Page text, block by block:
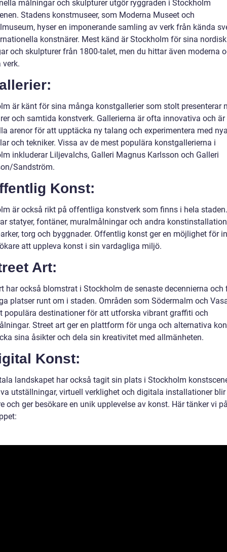
målningar och skulpturer utgör ryggraden i Stockholm
Stadens konstmuseer, som Moderna Museet och
hyser en imponerande samling av verk från kända
konstnärer. Mest känd är Stockholm för sina
och skulpturer från 1800-talet, men du hittar även moderna
verk.
är känt för sina många konstgallerier som stolt presenterar
och samtida konstverk. Gallerierna är ofta innovativa och är
arenor för att upptäcka ny talang och experimentera med
och tekniker. Vissa av de mest populära konstgallerierna i
inkluderar Liljevalchs, Galleri Magnus Karlsson och Galleri
Sandström.
Konst:
är också rikt på offentliga konstverk som finns i hela
statyer, fontäner, muralmålningar och andra
torg och byggnader. Offentlig konst ger en möjlighet för
att uppleva konst i sin vardagliga miljö.
Art:
har också blomstrat i Stockholm de senaste decennierna och
platser runt om i staden. Områden som Södermalm och
populära destinationer för att utforska vibrant graffiti och
Street art ger en plattform för unga och alternativa
sina åsikter och dela sin kreativitet med allmänheten.
Konst:
landskapet har också tagit sin plats i Stockholm
utställningar, virtuell verklighet och digitala installationer
och ger besökare en unik upplevelse av konst. Här tänker vi